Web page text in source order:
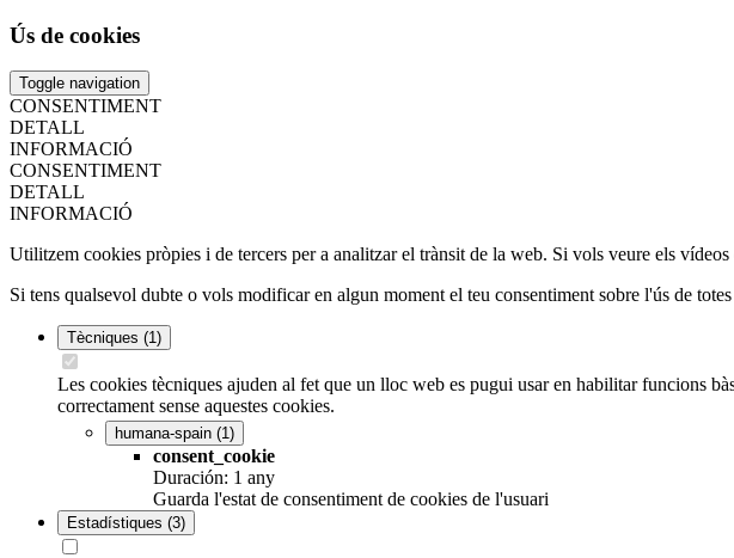
Ús de cookies
Toggle navigation
CONSENTIMENT
DETALL
INFORMACIÓ
CONSENTIMENT
DETALL
INFORMACIÓ
Utilitzem cookies pròpies i de tercers per a analitzar el trànsit de la web. Si vols veure els
Si tens qualsevol dubte o vols modificar en algun moment el teu consentiment sobre l'ús de
Tècniques (1)
Les cookies tècniques ajuden al fet que un lloc web es pugui usar en habilitar funcions
correctament sense aquestes cookies.
humana-spain (1)
consent_cookie
Duración: 1 any
Guarda l'estat de consentiment de cookies de l'usuari
Estadístiques (3)